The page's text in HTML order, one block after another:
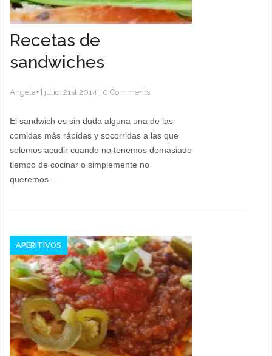
Recetas de
sandwiches
Angela+ julio, 21st 2014 0 Comments
El sandwich es sin duda alguna una de las
comidas más rápidas y socorridas a las que
solemos acudir cuando no tenemos demasiado
tiempo de cocinar o simplemente no
queremos...
APERITIVOS